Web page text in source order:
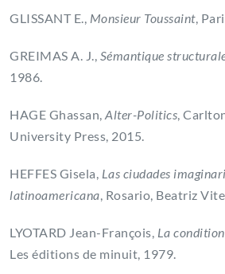
GLISSANT E., Monsieur Toussaint,
GREIMAS A. J., Sémantique
1986.
HAGE Ghassan, Alter-Politics,
University Press, 2015.
HEFFES Gisela, Las ciudades
latinoamericana, Rosario, Beatriz
LYOTARD Jean-François, La
Les éditions de minuit, 1979.